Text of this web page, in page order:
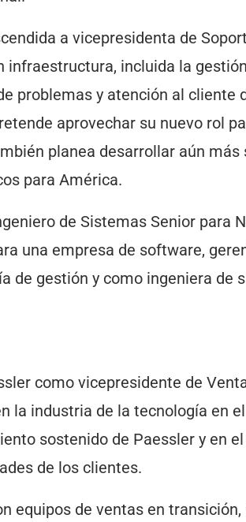
a vicepresidenta de
infraestructura, incluida la
problemas y atención al cliente
aprovechar su nuevo rol
planea desarrollar aún
para América.
de Sistemas Senior para
una empresa de software,
de gestión y como ingeniera de
como vicepresidente de
la industria de la tecnología en
sostenido de Paessler y en
de los clientes.
equipos de ventas en